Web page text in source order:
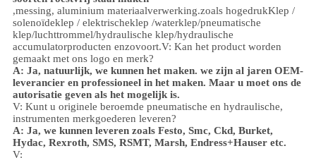
,messing, aluminium materiaalverwerking.zoals hogedrukKlep /
solenoïdeklep / elektrischeklep /waterklep/pneumatische
klep/luchttrommel/hydraulische klep/hydraulische
accumulatorproducten enzovoort.V: Kan het product worden
gemaakt met ons logo en merk?
A: Ja, natuurlijk, we kunnen het maken. we zijn al jaren OEM-
leverancier en professioneel in het maken. Maar u moet ons de
autorisatie geven als het mogelijk is.
V: Kunt u originele beroemde pneumatische en hydraulische,
instrumenten merkgoederen leveren?
A: Ja, we kunnen leveren zoals Festo, Smc, Ckd, Burket,
Hydac, Rexroth, SMS, RSMT, Marsh, Endress+Hauser etc.
V: